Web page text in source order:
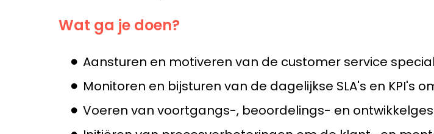
Wat ga je doen?
Aansturen en motiveren van de customer service
Monitoren en bijsturen van de dagelijkse SLA's en KPI's
Voeren van voortgangs-, beoordelings- en